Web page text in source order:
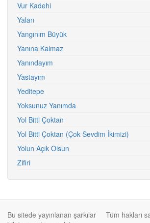
Vur Kadehi
Yalan
Yangınım Büyük
Yanına Kalmaz
Yanındayım
Yastayım
Yeditepe
Yoksunuz Yanımda
Yol Bitti Çoktan
Yol Bitti Çoktan (Çok Sevdim İkimizi)
Yolun Açık Olsun
Zifiri
Tüm hakları
Bu sitede yayınlanan şarkılar